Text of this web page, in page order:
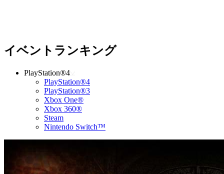
イベントランキング
PlayStation®4
PlayStation®4
PlayStation®3
Xbox One®
Xbox 360®
Steam
Nintendo Switch™